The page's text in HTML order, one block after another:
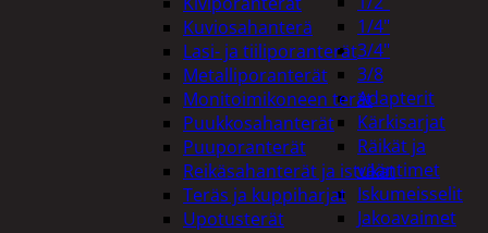
1/4"
3/4"
3/8
Adapterit
Kärkisarjat
Räikät ja
vääntimet
Iskumeisselit
Jakoavaimet
Kuviosahanterä
Lasi- ja tiiliporanterät
Metalliporanterät
Monitoimikoneen terät
Puukkosahanterät
Puuporanterät
Reikäsahanterät ja istukat
Teräs ja kuppiharjat
Upotusterät